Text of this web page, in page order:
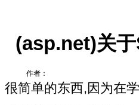
(asp.net)关
作者：
很简单的东西,因为在